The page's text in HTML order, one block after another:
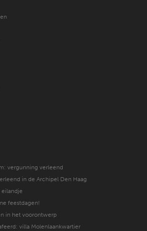
vergunning verleend
in de Archipel Den Haag
feestdagen!
in het voorontwerp
villa Molenlaankwartier